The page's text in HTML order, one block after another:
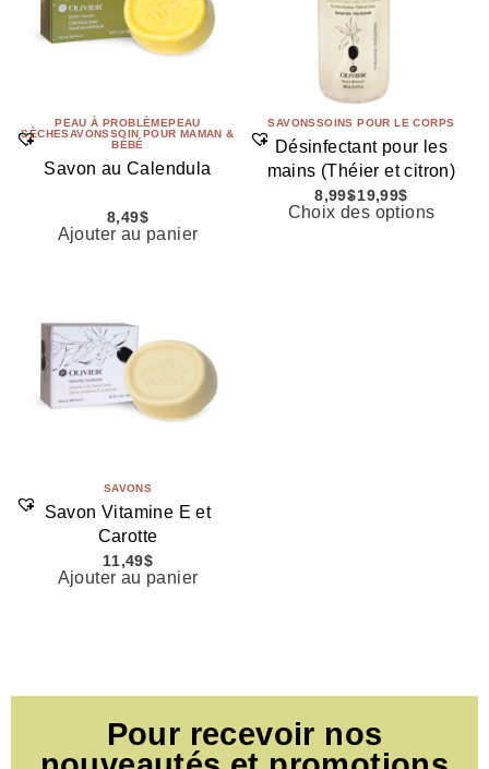
PEAU À PROBLÈMEPEAU
SÈCHESAVONSSOIN POUR MAMAN &
BÉBÉ
Savon au Calendula
8,49$
Ajouter au panier
SAVONSSOINS POUR LE CORPS
Désinfectant pour les
mains (Théier et citron)
8,99$19,99$
Choix des options
SAVONS
Savon Vitamine E et
Carotte
11,49$
Ajouter au panier
Pour recevoir nos